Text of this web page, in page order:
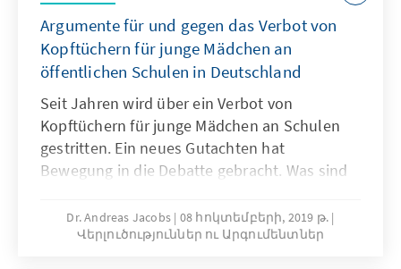
Argumente für und gegen das Verbot von
Kopftüchern für junge Mädchen an
öffentlichen Schulen in Deutschland
Seit Jahren wird über ein Verbot von
Kopftüchern für junge Mädchen an Schulen
gestritten. Ein neues Gutachten hat
Bewegung in die Debatte gebracht. Was sind
Verbot?
Dr. Andreas Jacobs 08 հոկտեմբերի, 2019 թ.
Վերլուծություններ ու Արգումենտներ